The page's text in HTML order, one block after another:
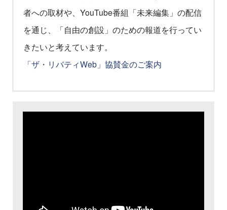
者への取材や、YouTube番組「未来編集」の配信
を通じ、「自由の創設」のための報道を行ってい
きたいと考えています。
「ザ・リバティWeb」協賛金のご案内